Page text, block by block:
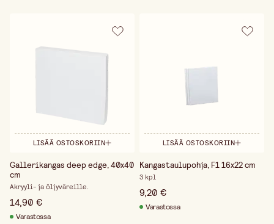
LISÄÄ OSTOSKORIIN
Gallerikangas deep edge, 40x40
cm
Akryyli- ja öljyväreille.
14,90 €
Varastossa
LISÄÄ OSTOSKORIIN
Kangastaulupohja, F1 16x22 cm
3 kpl
9,20 €
Varastossa